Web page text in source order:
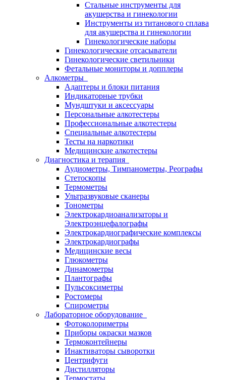
Стальные инструменты для
акушерства и гинекологии
Инструменты из титанового сплава
для акушерства и гинекологии
Гинекологические наборы
Гинекологические отсасыватели
Гинекологические светильники
Фетальные мониторы и допплеры
Алкометры
Адаптеры и блоки питания
Индикаторные трубки
Мундштуки и аксессуары
Персональные алкотестеры
Профессиональные алкотестеры
Специальные алкотестеры
Тесты на наркотики
Медицинские алкотестеры
Диагностика и терапия
Аудиометры, Тимпанометры, Реографы
Стетоскопы
Термометры
Ультразвуковые сканеры
Тонометры
Электрокардиоанализаторы и
Электроэнцефалографы
Электрокардиографические комплексы
Электрокардиографы
Медицинские весы
Глюкометры
Динамометры
Плантографы
Пульсоксиметры
Ростомеры
Спирометры
Лабораторное оборудование
Фотоколориметры
Приборы окраски мазков
Термоконтейнеры
Инактиваторы сыворотки
Центрифуги
Дистилляторы
Термостаты